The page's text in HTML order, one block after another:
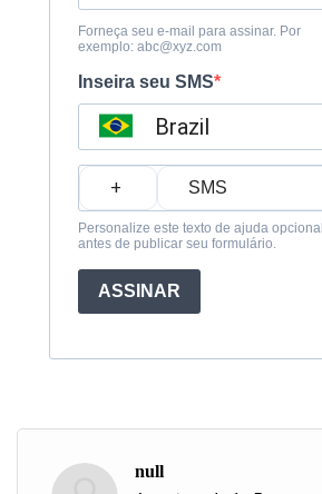
Forneça seu e-mail para assinar. Por
exemplo: abc@xyz.com
Inseira seu SMS
Brazil
Personalize este texto de ajuda opcional
antes de publicar seu formulário.
ASSINAR
null